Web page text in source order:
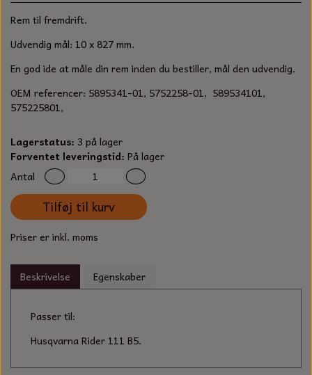
FORANKRING
OLIE TIL SMÅMOTORER & HAVEMASKINER
TÆNDRØR
BENSINSLANGE OG FILTRE
STARTSNOR OG TILBEHØR
UNIVERSAL KABLER OG TILBEHØR
UNIVERSAL REMSKIVER OG STYRERULLER
GAVEKORT
KNIVE OG TILBEHØR
ARBEJDSLYS
VÆRKTØJSSÆT
FEDTPRESSER
Rem til fremdrift.
Udvendig mål: 10 x 827 mm.
En god ide at måle din rem inden du bestiller, mål den udvendig.
OEM referencer: 5895341-01, 5752258-01, 589534101,
575225801,
Lagerstatus: 3 på lager
Forventet leveringstid: På lager
Antal
Tilføj til kurv
Priser er inkl. moms
Beskrivelse Egenskaber
Passer til:
Husqvarna Rider 111 B5.